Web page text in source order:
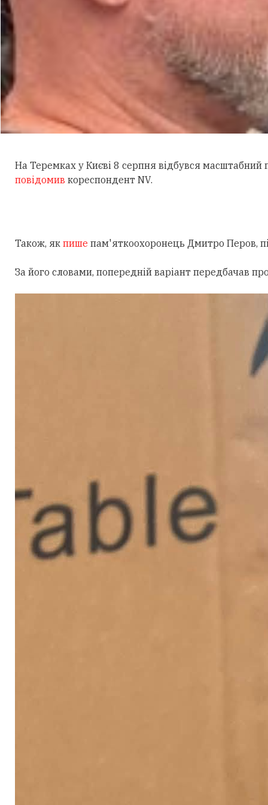
На Теремках у Києві 8 серпня відбувся масштабний
повідомив кореспондент NV.
Також, як пише пам'яткоохоронець Дмитро Перов,
За його словами, попередній варіант передбачав